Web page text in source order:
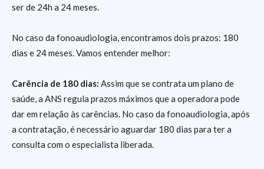
ser de 24h a 24 meses.
No caso da fonoaudiologia, encontramos dois prazos: 180
dias e 24 meses. Vamos entender melhor:
Carência de 180 dias: Assim que se contrata um plano de
saúde, a ANS regula prazos máximos que a operadora pode
dar em relação às carências. No caso da fonoaudiologia, após
a contratação, é necessário aguardar 180 dias para ter a
consulta com o especialista liberada.